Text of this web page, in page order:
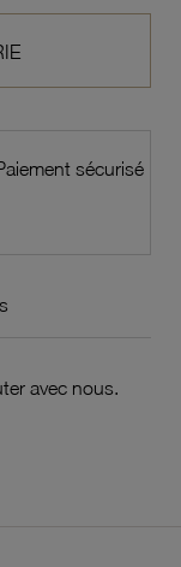
sécurisé
avec nous.